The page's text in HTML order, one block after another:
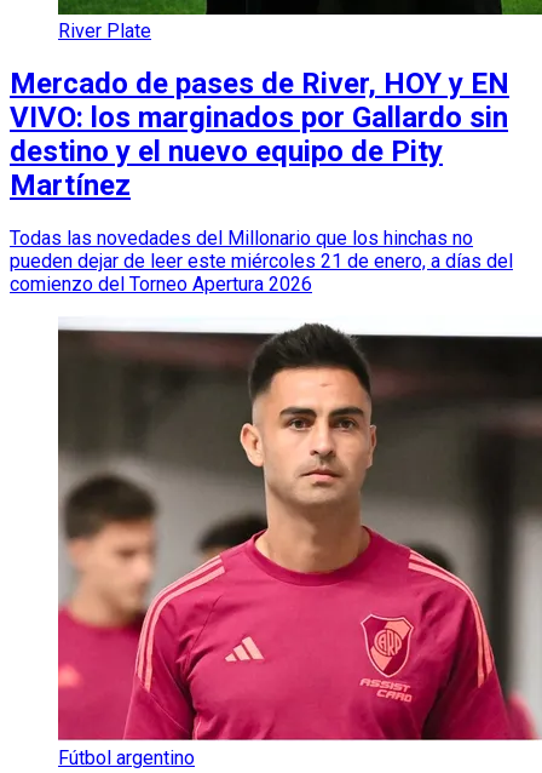
River Plate
Mercado de pases de River, HOY y EN
VIVO: los marginados por Gallardo sin
destino y el nuevo equipo de Pity
Martínez
Todas las novedades del Millonario que los hinchas no
pueden dejar de leer este miércoles 21 de enero, a días del
comienzo del Torneo Apertura 2026
Fútbol argentino